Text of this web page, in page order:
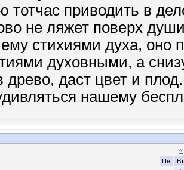
тотчас приводить в
не ляжет поверх
стихиями духа, оно
духовными, а
древо, даст цвет и
нашему
«
Пн
Вт